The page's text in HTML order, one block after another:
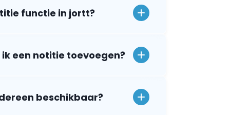
functie in jortt?
een notitie toevoegen?
beschikbaar?